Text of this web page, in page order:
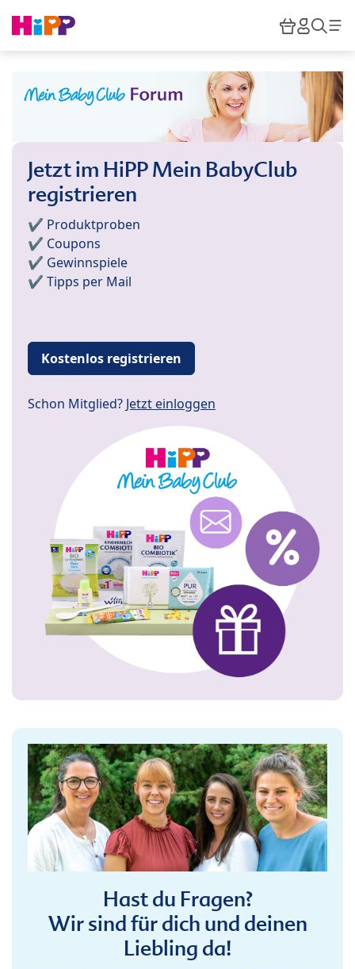
HiPP
Jetzt im HiPP Mein BabyClub
registrieren
✔️ Produktproben
✔️ Coupons
✔️ Gewinnspiele
✔️ Tipps per Mail
Kostenlos registrieren
Schon Mitglied? Jetzt einloggen
Hast du Fragen?
Wir sind für dich und deinen
Liebling da!